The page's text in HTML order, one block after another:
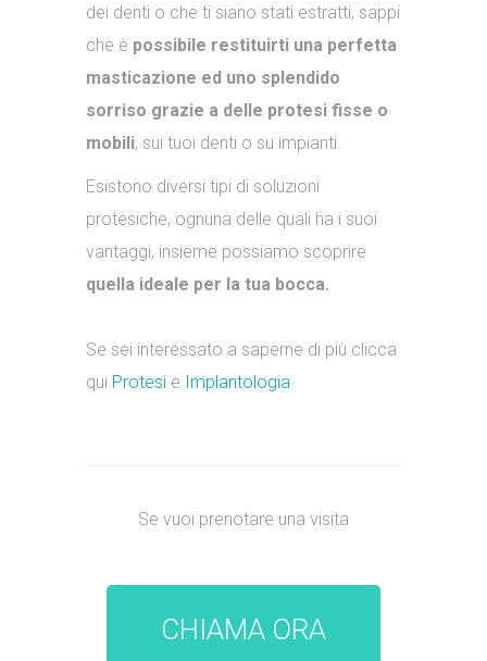
dei denti o che ti siano stati estratti, sappi
che è possibile restituirti una perfetta
masticazione ed uno splendido
sorriso grazie a delle protesi fisse o
mobili, sui tuoi denti o su impianti.
Esistono diversi tipi di soluzioni
protesiche, ognuna delle quali ha i suoi
vantaggi, insieme possiamo scoprire
quella ideale per la tua bocca.
Se sei interessato a saperne di più clicca
qui Protesi e Implantologia
Se vuoi prenotare una visita
CHIAMA ORA